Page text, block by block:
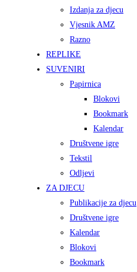
Izdanja za djecu
Vjesnik AMZ
Razno
REPLIKE
SUVENIRI
Papirnica
Blokovi
Bookmark
Kalendar
Društvene igre
Tekstil
Odljevi
ZA DJECU
Publikacije za djecu
Društvene igre
Kalendar
Blokovi
Bookmark